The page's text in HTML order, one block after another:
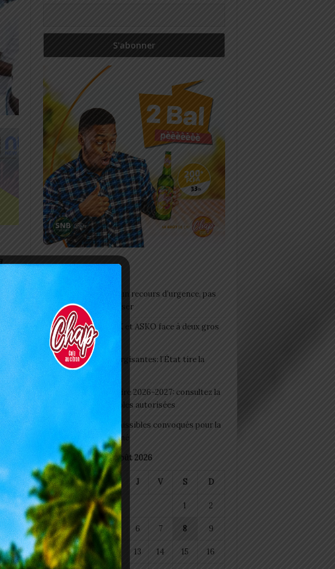
Articles récents
Pilule du lendemain : un recours d’urgence, pas
une habitude à banaliser
Interclubs CAF: ASCK et ASKO face à deux gros
morceaux
Togo/ Boissons énergisantes: l’État tire la
sonnette d’alarme
Togo/ Rentrée scolaire 2026-2027: consultez la
liste officielle des écoles autorisées
ESSAL 2026 : les admissibles convoqués pour la
visite médicale à Lomé
août 2026
L M M J V S D
1 2
3 4 5 6 7 8 9
10 11 12 13 14 15 16